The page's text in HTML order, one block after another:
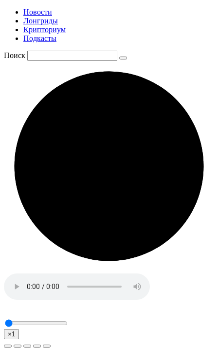
Новости
Лонгриды
Крипториум
Подкасты
Поиск
×1